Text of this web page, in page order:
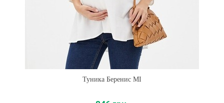
Туника Беренис MI